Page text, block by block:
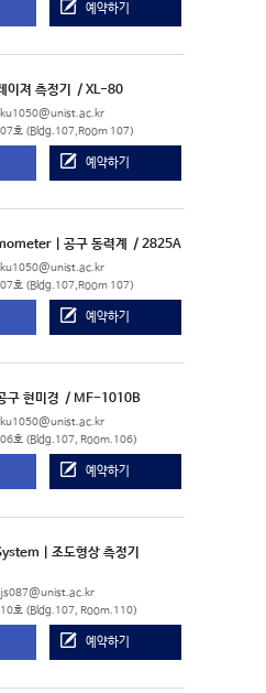
예약하기
져 측정기 / XL-80
호 (Bldg.107,Room 107)
예약하기
| 공구 동력계 / 2825A
호 (Bldg.107,Room 107)
예약하기
현미경 / MF-1010B
호 (Bldg.107, Room.106)
예약하기
| 조도형상 측정기
호 (Bldg.107, Room.110)
예약하기